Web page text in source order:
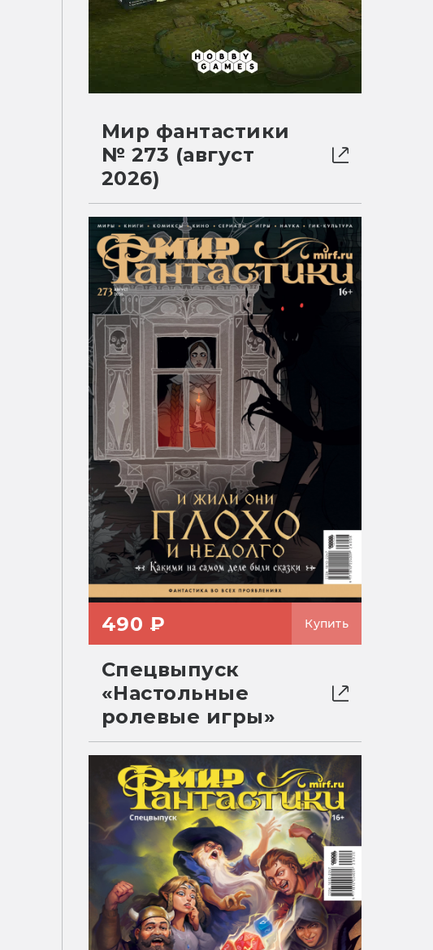
Мир фантастики
№ 273 (август
2026)
490 ₽ Купить
Спецвыпуск
«Настольные
ролевые игры»